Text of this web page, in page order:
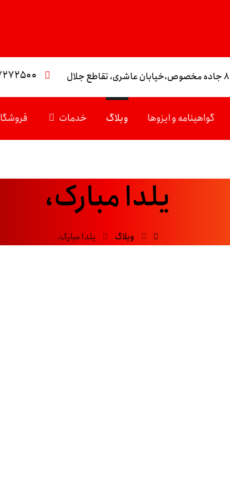
گواهینامه و ایزوها وبلاگ خدمات
یلدا مبارک،
وبلاگ یلدا مبارک،